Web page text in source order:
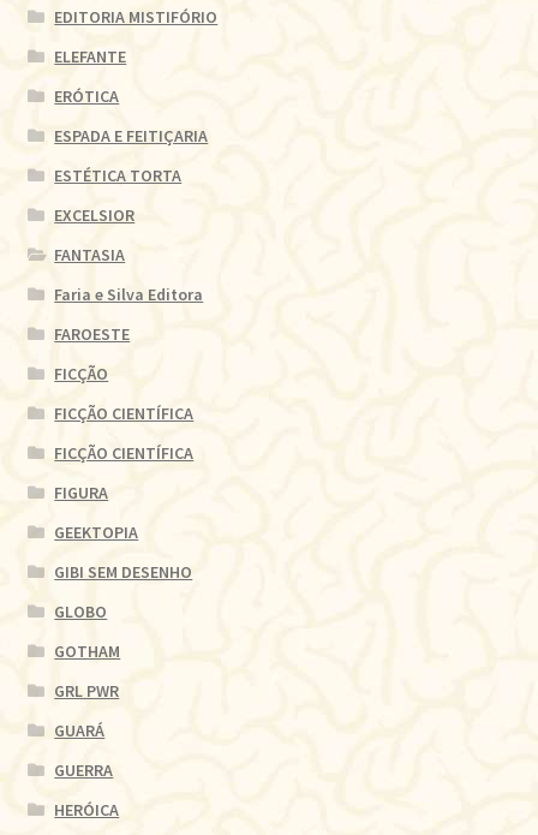
EDITORIA MISTIFÓRIO
ELEFANTE
ERÓTICA
ESPADA E FEITIÇARIA
ESTÉTICA TORTA
EXCELSIOR
FANTASIA
Faria e Silva Editora
FAROESTE
FICÇÃO
FICÇÃO CIENTÍFICA
FICÇÃO CIENTÍFICA
FIGURA
GEEKTOPIA
GIBI SEM DESENHO
GLOBO
GOTHAM
GRL PWR
GUARÁ
GUERRA
HERÓICA